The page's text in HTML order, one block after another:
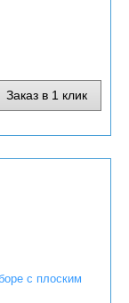
Заказ в 1 клик